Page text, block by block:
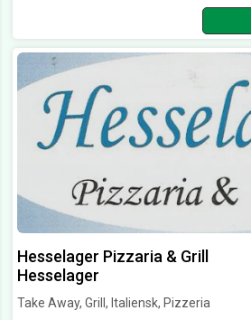
Hesselager Pizzaria & Grill
Hesselager
Take Away, Grill, Italiensk, Pizzeria